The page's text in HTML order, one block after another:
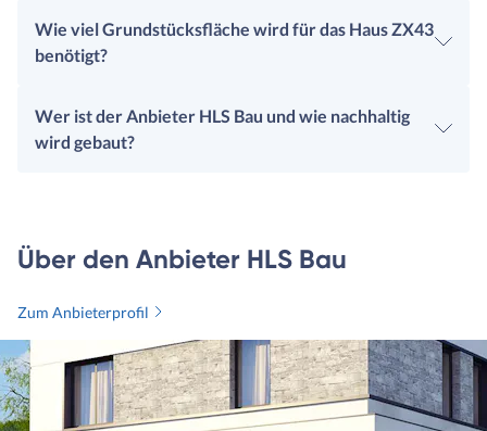
Wie viel Grundstücksfläche wird für das Haus ZX43
benötigt?
Wer ist der Anbieter HLS Bau und wie nachhaltig
wird gebaut?
Über den Anbieter HLS Bau
Zum Anbieterprofil